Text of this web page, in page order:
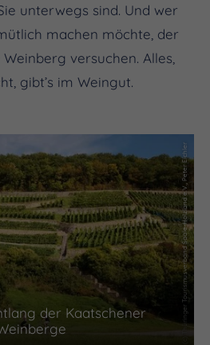
unterwegs sind. Und wer
machen möchte, der
versuchen. Alles,
gibt’s im Weingut.
(c) Thüringer Tourismusverband Saale-Holzland e.V., Peter Eichler
der Kaatschener